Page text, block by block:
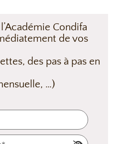
Condifa
de vos
des pas à pas en
…)